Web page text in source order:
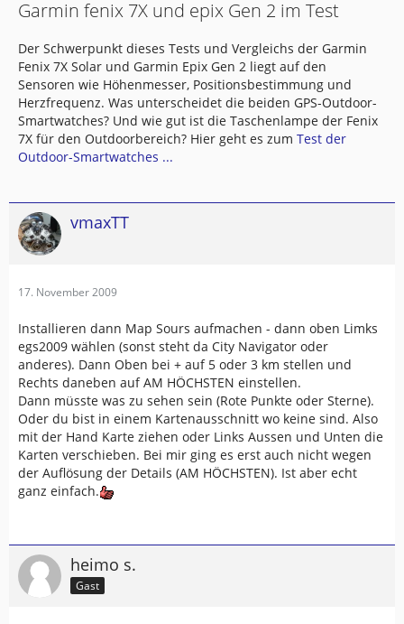
Garmin fenix 7X und epix Gen 2 im Test
Der Schwerpunkt dieses Tests und Vergleichs der Garmin
Fenix 7X Solar und Garmin Epix Gen 2 liegt auf den
Sensoren wie Höhenmesser, Positionsbestimmung und
Herzfrequenz. Was unterscheidet die beiden GPS-Outdoor-
Smartwatches? Und wie gut ist die Taschenlampe der Fenix
7X für den Outdoorbereich? Hier geht es zum Test der
Outdoor-Smartwatches ...
vmaxTT
17. November 2009
Installieren dann Map Sours aufmachen - dann oben Limks
egs2009 wählen (sonst steht da City Navigator oder
anderes). Dann Oben bei + auf 5 oder 3 km stellen und
Rechts daneben auf AM HÖCHSTEN einstellen.
Dann müsste was zu sehen sein (Rote Punkte oder Sterne).
Oder du bist in einem Kartenausschnitt wo keine sind. Also
mit der Hand Karte ziehen oder Links Aussen und Unten die
Karten verschieben. Bei mir ging es erst auch nicht wegen
der Auflösung der Details (AM HÖCHSTEN). Ist aber echt
ganz einfach.
heimo s.
Gast